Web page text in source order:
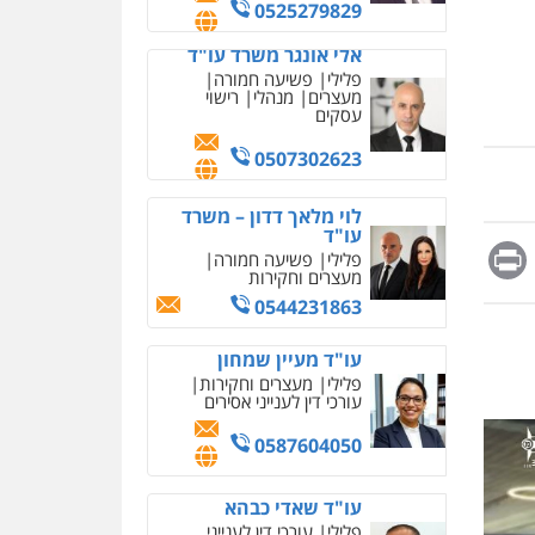
Message
Print
0525279829
אלי אונגר משרד עו"ד
פלילי פשיעה חמורה
מעצרים מנהלי רישוי
עסקים
0507302623
לוי מלאך דדון – משרד
עו"ד
פלילי פשיעה חמורה
מעצרים וחקירות
0544231863
עו"ד מעיין שמחון
פלילי מעצרים וחקירות
עורכי דין לענייני אסירים
0587604050
עו"ד שאדי כבהא
אחסון אתרים
מהירות הגנה גיבוי
תמיכה שירותים מקצועיים
לעורכי דין
מרכז התחלה חדשה
אסירים עבירות מין
שירותים מקצועיים לעורכי
דין
0544500346
מאיה בלום, עו"ס,
טיפול ושיקום
טיפול בהתמכרויות
שירותים מקצועיים לעורכי
דין
0504062539
עו"ד ד"ר אבי שקד
עבירות כלכליות הלבנת
הון חילוטים עבירות
פליליות